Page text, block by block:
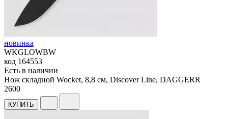
новинка
WKGLOWBW
код 164553
Есть в наличии
Нож складной Wocket, 8,8 см, Discover Line, DAGGERR
2600
КУПИТЬ